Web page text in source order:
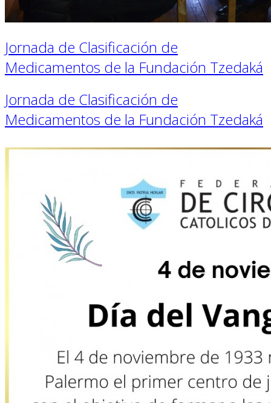
Jornada de Clasificación de
Medicamentos de la Fundación Tzedaká
Jornada de Clasificación de
Medicamentos de la Fundación Tzedaká